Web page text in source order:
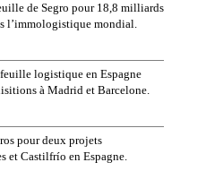
de Segro pour 18,8 milliards
l’immologistique mondial.
logistique en Espagne
à Madrid et Barcelone.
pour deux projets
et Castilfrío en Espagne.